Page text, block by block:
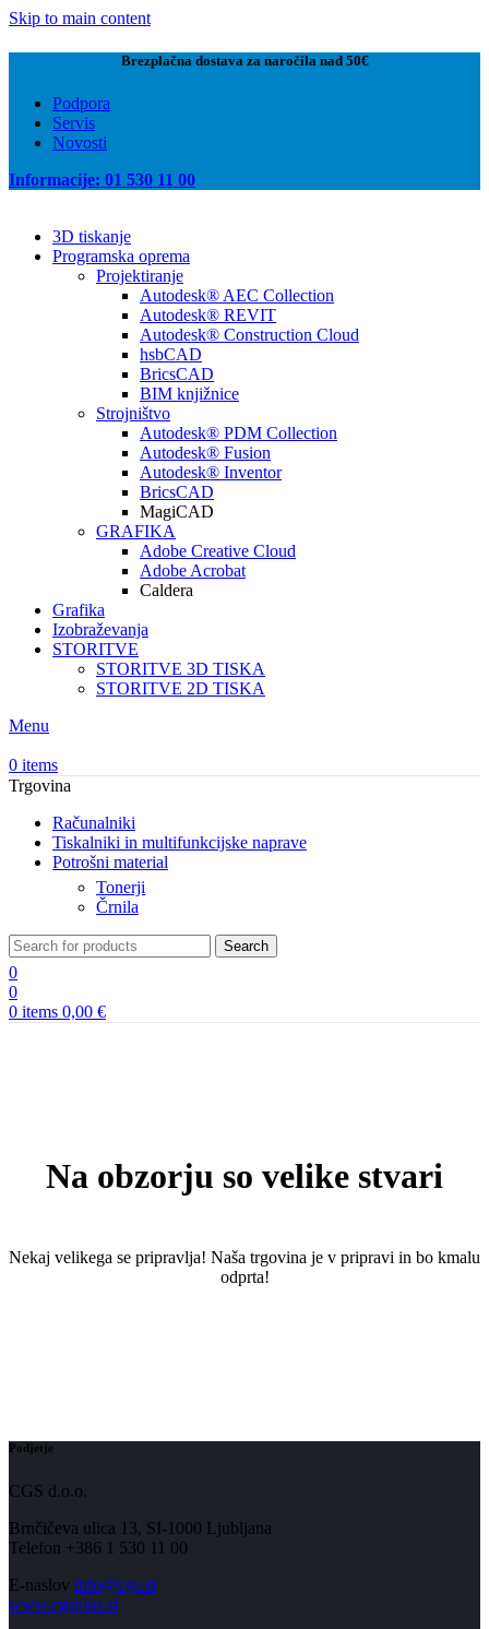
Skip to main content
Brezplačna dostava za naročila nad 50€
Podpora
Servis
Novosti
Informacije: 01 530 11 00
3D tiskanje
Programska oprema
Projektiranje
Autodesk® AEC Collection
Autodesk® REVIT
Autodesk® Construction Cloud
hsbCAD
BricsCAD
BIM knjižnice
Strojništvo
Autodesk® PDM Collection
Autodesk® Fusion
Autodesk® Inventor
BricsCAD
MagiCAD
GRAFIKA
Adobe Creative Cloud
Adobe Acrobat
Caldera
Grafika
Izobraževanja
STORITVE
STORITVE 3D TISKA
STORITVE 2D TISKA
Menu
0 items
Trgovina
Računalniki
Tiskalniki in multifunkcijske naprave
Potrošni material
Tonerji
Črnila
Search
0
0
0 items 0,00 €
Na obzorju so velike stvari
Nekaj ​​velikega se pripravlja! Naša trgovina je v pripravi in ​​bo kmalu
odprta!
Podjetje
CGS d.o.o.
Brnčičeva ulica 13, SI-1000 Ljubljana
Telefon +386 1 530 11 00
E-naslov info@cgs.si
www.cgsplus.si